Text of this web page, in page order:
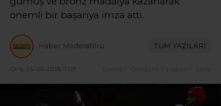
önemli bir başarıya imza attı.
Haber Moderatörü TÜM YAZILARI
Giriş: 24-06-2026 11:07 Gündem Haber Spor